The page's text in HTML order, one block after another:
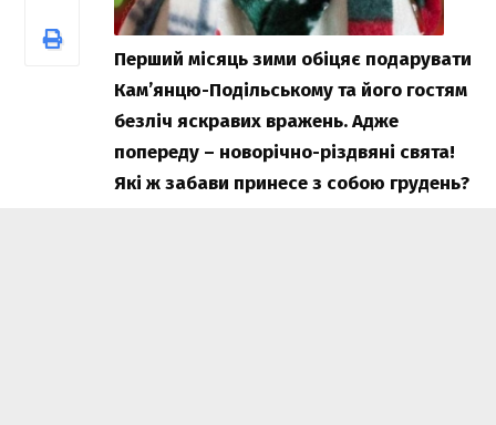
Перший місяць зими обіцяє подарувати
Кам’янцю-Подільському та його гостям
безліч яскравих вражень. Адже
попереду – новорічно-різдвяні свята!
Які ж забави принесе з собою грудень?